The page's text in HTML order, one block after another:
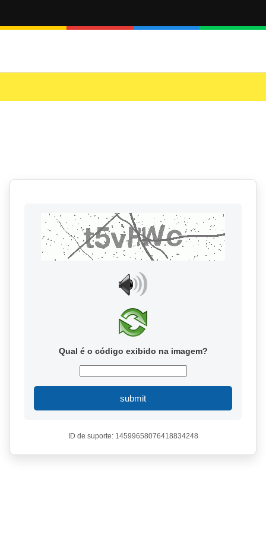
Qual é o código exibido na imagem?
submit
ID de suporte: 14599658076418834248